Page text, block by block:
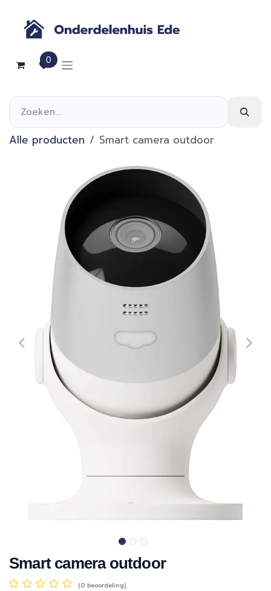
0
Alle producten Smart camera outdoor
Smart camera outdoor
(0 beoordeling)